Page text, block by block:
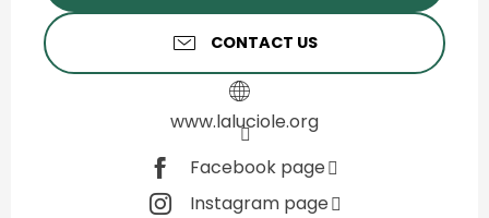
CONTACT US
www.laluciole.org
Facebook page
Instagram page